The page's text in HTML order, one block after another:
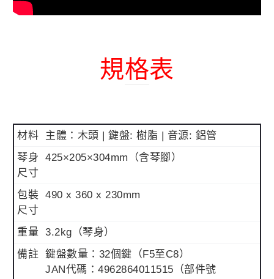
規格表
材料
主體：木頭 | 鍵盤: 樹脂 | 音源: 鋁管
琴身
尺寸
425×205×304mm（含琴腳）
包裝
尺寸
490 x 360 x 230mm
重量 3.2kg（琴身）
備註
鍵盤數量：32個鍵（F5至C8）
JAN代碼：4962864011515（部件號